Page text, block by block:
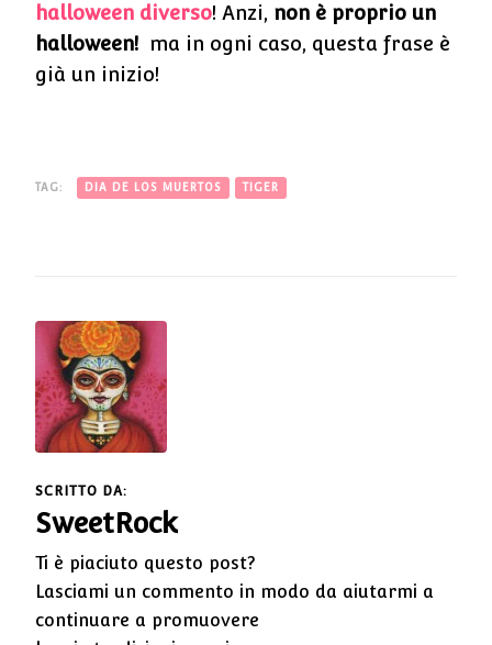
halloween diverso! Anzi, non è proprio un
halloween! ma in ogni caso, questa frase è
già un inizio!
TAG: DIA DE LOS MUERTOS TIGER
SCRITTO DA:
SweetRock
Ti è piaciuto questo post?
Lasciami un commento in modo da aiutarmi a
continuare a promuovere